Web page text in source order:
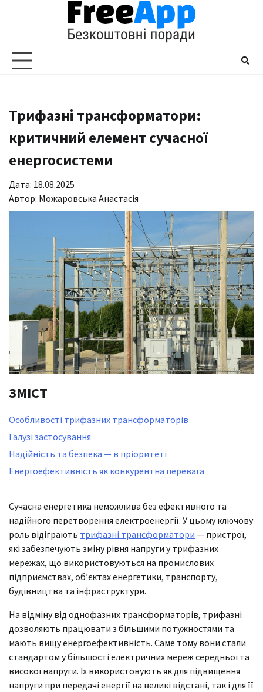
Трифазні трансформатори:
критичний елемент сучасної
енергосистеми
Дата: 18.08.2025
Автор: Можаровська Анастасія
ЗМІСТ
Особливості трифазних трансформаторів
Галузі застосування
Надійність та безпека — в пріоритеті
Енергоефективність як конкурентна перевага
Сучасна енергетика неможлива без ефективного та
надійного перетворення електроенергії. У цьому ключову
роль відіграють трифазні трансформатори — пристрої,
які забезпечують зміну рівня напруги у трифазних
мережах, що використовуються на промислових
підприємствах, об’єктах енергетики, транспорту,
будівництва та інфраструктури.
На відміну від однофазних трансформаторів, трифазні
дозволяють працювати з більшими потужностями та
мають вищу енергоефективність. Саме тому вони стали
стандартом у більшості електричних мереж середньої та
високої напруги. Їх використовують як для підвищення
напруги при передачі енергії на великі відстані, так і для її